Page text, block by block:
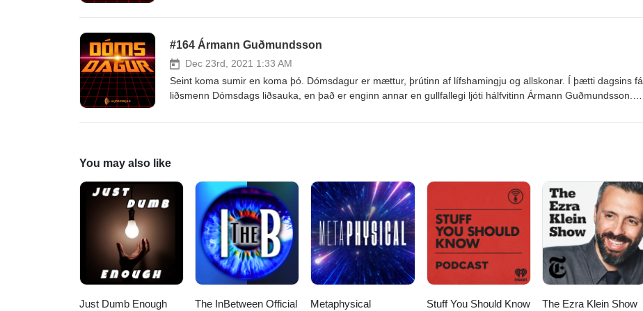
#164 Ármann Guðmundsson
Dec 23rd, 2021 1:33 AM
Seint koma sumir en koma þó. Dómsdagur er mættur, þrútinn af lífshamingju og allskonar. Í þætti dagsins fá
liðsmenn Dómsdags liðsauka, en það er enginn annar en gullfallegi ljóti hálfvitinn Ármann Guðmundsson.
You may also like
Just Dumb Enough
The InBetween Official
Metaphysical Stuff You Should Know The Ezra Klein Show